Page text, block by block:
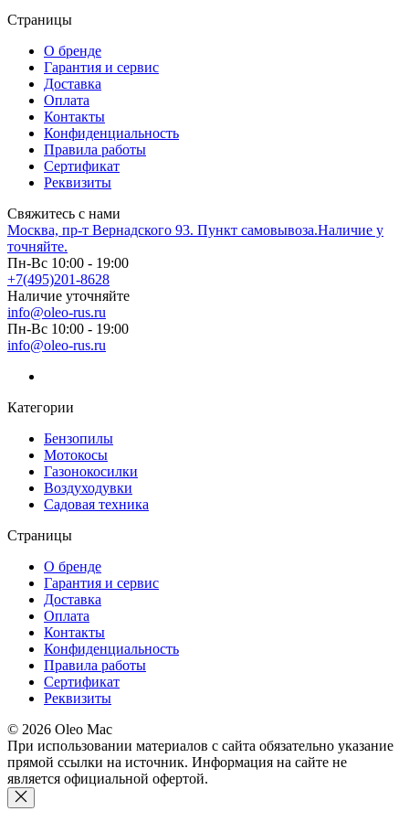
Страницы
О бренде
Гарантия и сервис
Доставка
Оплата
Контакты
Конфиденциальность
Правила работы
Сертификат
Реквизиты
Свяжитесь с нами
Москва, пр-т Вернадского 93. Пункт самовывоза.Наличие у
точняйте.
Пн-Вс 10:00 - 19:00
+7(495)201-8628
Наличие уточняйте
info@oleo-rus.ru
Пн-Вс 10:00 - 19:00
info@oleo-rus.ru
Категории
Бензопилы
Мотокосы
Газонокосилки
Воздуходувки
Садовая техника
Страницы
О бренде
Гарантия и сервис
Доставка
Оплата
Контакты
Конфиденциальность
Правила работы
Сертификат
Реквизиты
© 2026 Oleo Mac
При использовании материалов с сайта обязательно указание
прямой ссылки на источник. Информация на сайте не
является официальной офертой.